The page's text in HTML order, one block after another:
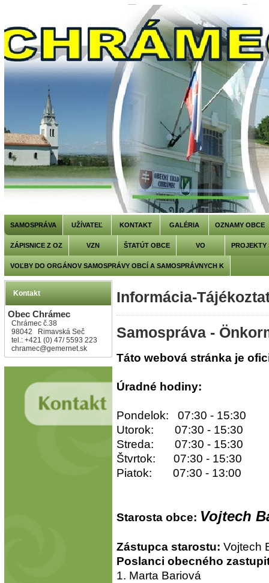
SAMOSPRÁVA UŽÍVATEĽ KONTAKT GALÉRIA OZNAMY OBCE
ZÁPISNICE Z OZ VZN ŠTATÚT OBCE VO PROJEKTY
VOĽBY DO ORGÁNOV SAMOSPRÁVY OBCÍ A SAMOSPRÁVNYCH K
Kontakt
Obec Chrámec
Chrámec č.38
98042 Rimavská Seč
tel.: +421 (0) 47/ 5593 223
chramec@gemernet.sk
Informácia-
Samospráva -
Táto webová stránka je
Úradné hodiny:
Pondelok: 07:30 - 15:30
Utorok: 07:30 - 15:30
Streda: 07:30 - 15:30
Štvrtok: 07:30 - 15:30
Piatok: 07:30 - 13:00
Starosta obce: Vojtech
Zástupca starostu: Vojtech
Poslanci obecného
1. Marta Bariová